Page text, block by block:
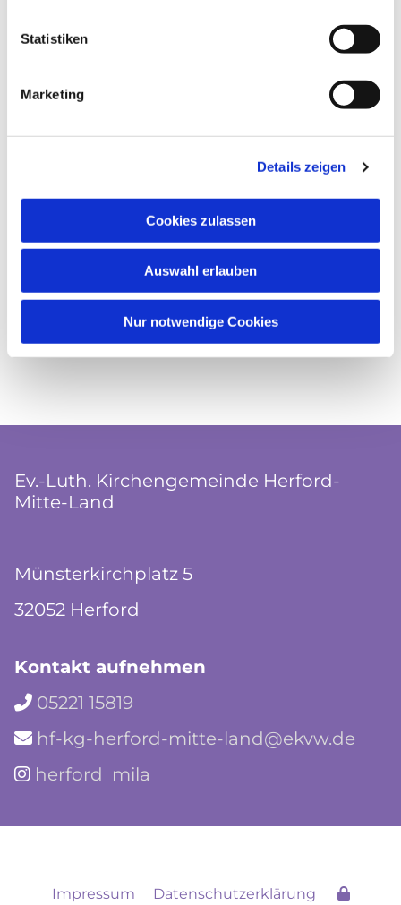
Statistiken
Marketing
Details zeigen
Cookies zulassen
Auswahl erlauben
Nur notwendige Cookies
Ev.-Luth. Kirchengemeinde Herford-
Mitte-Land
Münsterkirchplatz 5
32052 Herford
Kontakt aufnehmen
 05221 15819
 hf-kg-herford-mitte-land@ekvw.de
 herford_mila
Impressum Datenschutzerklärung